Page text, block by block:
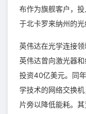
布作为旗舰客户，
于北卡罗来纳州的光
英伟达在光学连接
英伟达曾向激光器
投资40亿美元。同
学技术的网络交换
片旁以降低能耗。